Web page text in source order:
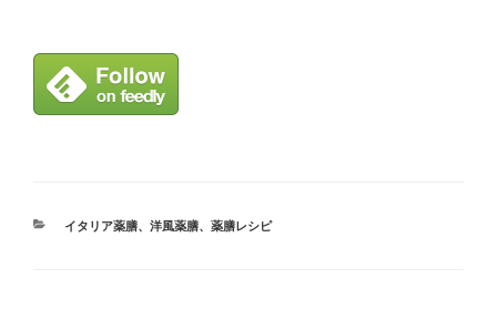
カ
イタリア薬膳、 洋風薬膳、 薬膳レシピ